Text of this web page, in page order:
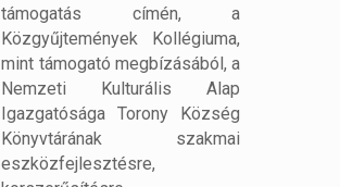
támogatás címén, a
Közgyűjtemények Kollégiuma,
mint támogató megbízásából, a
Nemzeti Kulturális Alap
Igazgatósága Torony Község
Könyvtárának szakmai
eszközfejlesztésre,